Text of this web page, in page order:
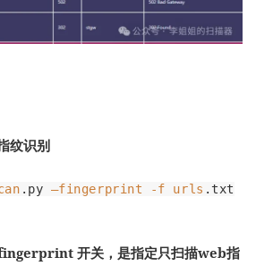
纹识别
.py –fingerprint -f urls .txt
开关，是指定只扫描web指